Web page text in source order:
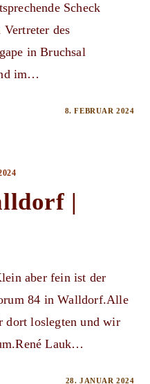
Scheck
des
in Bruchsal
im…
8. FEBRUAR 2024
|
aber fein ist der
84 in Walldorf.Alle
dort loslegten und wir
Lauk…
28. JANUAR 2024